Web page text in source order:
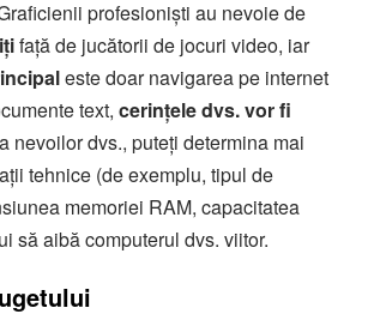
profesioniști au nevoie de
față de jucătorii de jocuri video, iar
este doar navigarea pe internet
text, cerințele dvs. vor fi
nevoilor dvs., puteți determina mai
tehnice (de exemplu, tipul de
memoriei RAM, capacitatea
să aibă computerul dvs. viitor.